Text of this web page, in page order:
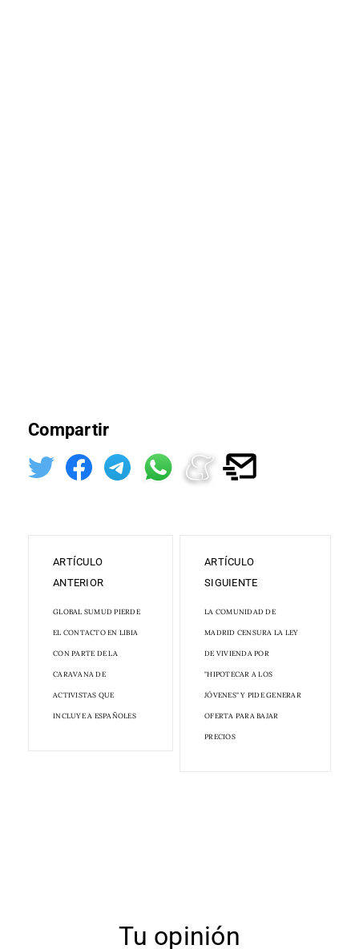
Compartir
ARTÍCULO
ANTERIOR
GLOBAL SUMUD PIERDE
EL CONTACTO EN LIBIA
CON PARTE DE LA
CARAVANA DE
ACTIVISTAS QUE
INCLUYE A ESPAÑOLES
ARTÍCULO
SIGUIENTE
LA COMUNIDAD DE
MADRID CENSURA LA LEY
DE VIVIENDA POR
"HIPOTECAR A LOS
JÓVENES" Y PIDE GENERAR
OFERTA PARA BAJAR
PRECIOS
Tu opinión